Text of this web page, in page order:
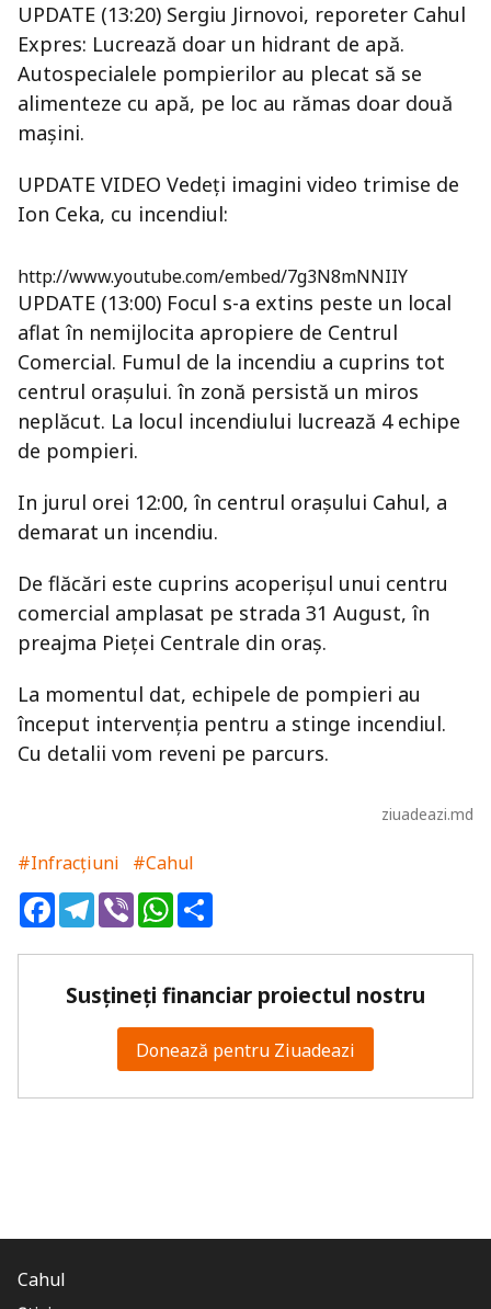
UPDATE (13:20) Sergiu Jirnovoi, reporeter Cahul
Expres: Lucrează doar un hidrant de apă.
Autospecialele pompierilor au plecat să se
alimenteze cu apă, pe loc au rămas doar două
maşini.
UPDATE VIDEO Vedeţi imagini video trimise de
Ion Ceka, cu incendiul:
http://www.youtube.com/embed/7g3N8mNNIIY
UPDATE (13:00) Focul s-a extins peste un local
aflat în nemijlocita apropiere de Centrul
Comercial. Fumul de la incendiu a cuprins tot
centrul oraşului. în zonă persistă un miros
neplăcut. La locul incendiului lucrează 4 echipe
de pompieri.
In jurul orei 12:00, în centrul oraşului Cahul, a
demarat un incendiu.
De flăcări este cuprins acoperişul unui centru
comercial amplasat pe strada 31 August, în
preajma Pieţei Centrale din oraş.
La momentul dat, echipele de pompieri au
început intervenţia pentru a stinge incendiul.
Cu detalii vom reveni pe parcurs.
ziuadeazi.md
#Infracțiuni
#Cahul
FacebookTelegram
ViberWhatsApp
Susțineți financiar proiectul nostru
Donează pentru Ziuadeazi
Cahul